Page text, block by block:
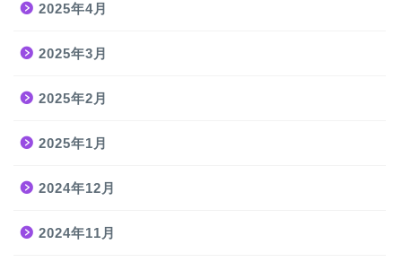
2025年4月
2025年3月
2025年2月
2025年1月
2024年12月
2024年11月